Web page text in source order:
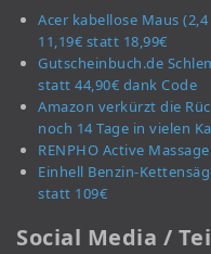
Acer kabellose Maus
11,19€ statt 18,99€
Gutscheinbuch.de
statt 44,90€ dank Code
Amazon verkürzt die
noch 14 Tage in vielen
RENPHO Active
Einhell Benzin-
statt 109€
Social Media /